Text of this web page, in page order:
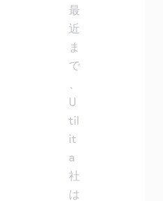
最
近
ま
で
U
til
it
a
社
は